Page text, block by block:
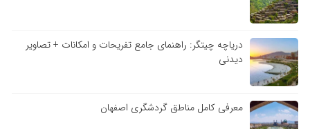
دریاچه چیتگر: راهنمای جامع تفریحات و امکانات + تصاویر
دیدنی
معرفی کامل مناطق گردشگری اصفهان